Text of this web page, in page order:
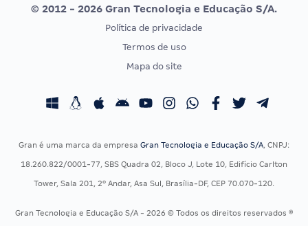
Vunesp
CONCURSOS POR PROFISSÃO
Concursos Fiscais
Concursos Saúde
Residência Multiprofissional
EXAME DE ORDEM
Calendário OAB
© 2012 - 2026 Gran Tecnologia e Educação S/A.
Política de privacidade
Termos de uso
Mapa do site
Gran é uma marca da empresa Gran Tecnologia e Educação S/A, CNPJ:
18.260.822/0001-77, SBS Quadra 02, Bloco J, Lote 10, Edifício Carlton
Tower, Sala 201, 2º Andar, Asa Sul, Brasília-DF, CEP 70.070-120.
Gran Tecnologia e Educação S/A - 2026 © Todos os direitos reservados ®